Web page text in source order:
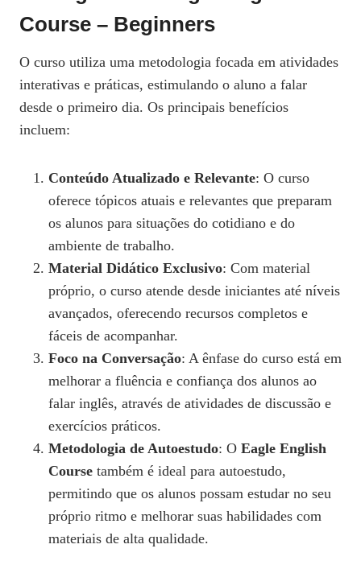
Course – Beginners
O curso utiliza uma metodologia focada em atividades
interativas e práticas, estimulando o aluno a falar
desde o primeiro dia. Os principais benefícios
incluem:
Conteúdo Atualizado e Relevante: O curso
oferece tópicos atuais e relevantes que preparam
os alunos para situações do cotidiano e do
ambiente de trabalho.
Material Didático Exclusivo: Com material
próprio, o curso atende desde iniciantes até níveis
avançados, oferecendo recursos completos e
fáceis de acompanhar.
Foco na Conversação: A ênfase do curso está em
melhorar a fluência e confiança dos alunos ao
falar inglês, através de atividades de discussão e
exercícios práticos.
Metodologia de Autoestudo: O Eagle English
Course também é ideal para autoestudo,
permitindo que os alunos possam estudar no seu
próprio ritmo e melhorar suas habilidades com
materiais de alta qualidade.